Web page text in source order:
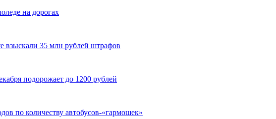
на дорогах
взыскали 35 млн рублей штрафов
подорожает до 1200 рублей
по количеству автобусов-«гармошек»